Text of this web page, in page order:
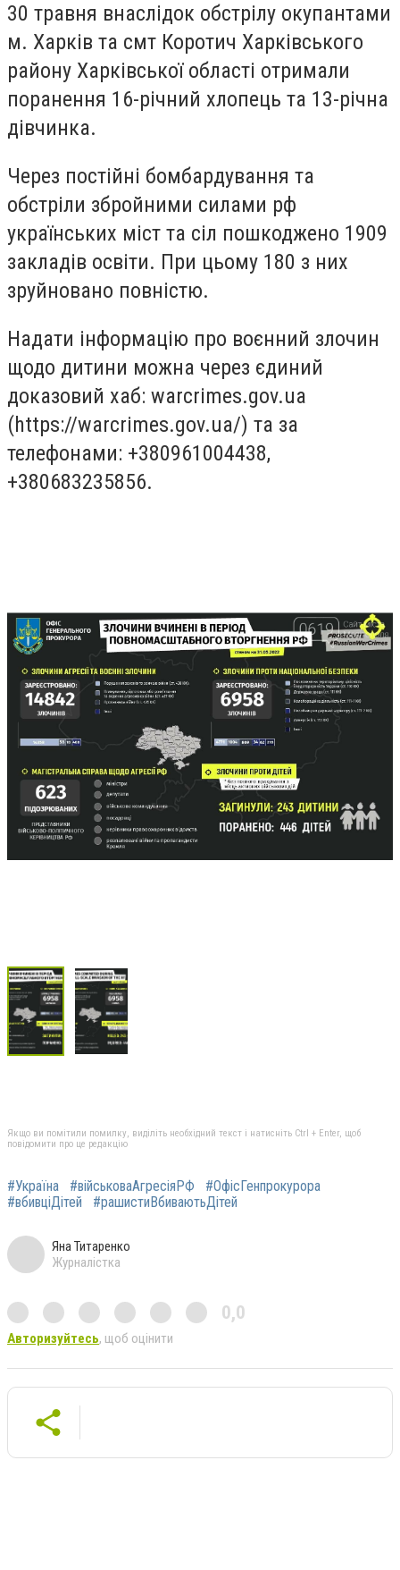
30 травня внаслідок обстрілу окупантами
м. Харків та смт Коротич Харківського
району Харківської області отримали
поранення 16-річний хлопець та 13-річна
дівчинка.
Через постійні бомбардування та
обстріли збройними силами рф
українських міст та сіл пошкоджено 1909
закладів освіти. При цьому 180 з них
зруйновано повністю.
Надати інформацію про воєнний злочин
щодо дитини можна через єдиний
доказовий хаб: warcrimes.gov.ua
(https://warcrimes.gov.ua/) та за
телефонами: +380961004438,
+380683235856.
Якщо ви помітили помилку, виділіть необхідний текст і натисніть Ctrl + Enter, щоб
повідомити про це редакцію
#Україна #військоваАгресіяРФ
#ОфісГенпрокурора
#вбивціДітей
#рашистиВбиваютьДітей
Яна Титаренко
Журналістка
0,0
Авторизуйтесь, щоб оцінити